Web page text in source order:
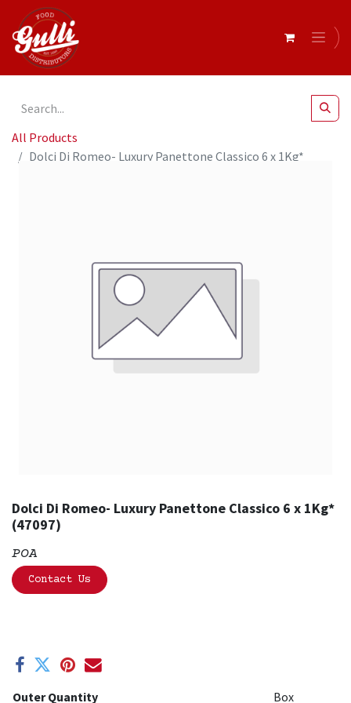
All Products
Dolci Di Romeo- Luxury Panettone Classico 6 x 1Kg*
Dolci Di Romeo- Luxury Panettone Classico 6 x 1Kg*
(47097)
POA
Contact Us
Outer Quantity Box